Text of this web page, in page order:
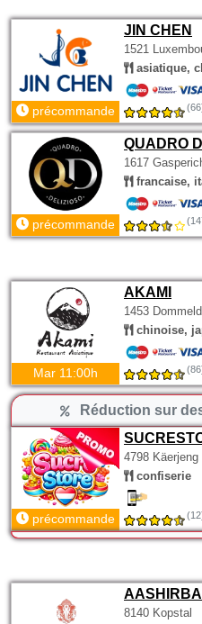
JIN CHEN
1521
asiatique,
précommande
QUADRO
1617
francaise,
précommande
AKAMI
1453
chinoise,
Mar 11:00h
Réduction sur
4798 Käerjeng
confiserie
précommande
8140 Kopstal